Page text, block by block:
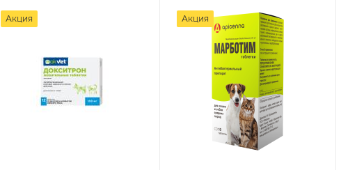
Акция Акция